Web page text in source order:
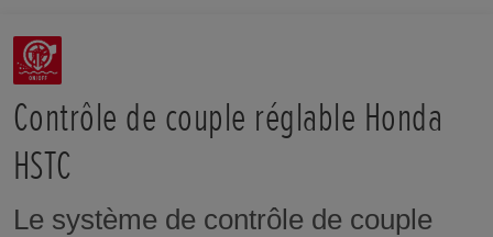
Jante arrière
17M/C X MT5.50
ABS à 2 canaux
Eclairage
LED
Poids tous pleins faits (kg)
214 kg
Hauteur de selle (mm)
795 mm
Contrôle de couple réglable Honda
HSTC
Le système de contrôle de couple